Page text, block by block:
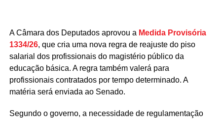
A Câmara dos Deputados aprovou a Medida Provisória
1334/26, que cria uma nova regra de reajuste do piso
salarial dos profissionais do magistério público da
educação básica. A regra também valerá para
profissionais contratados por tempo determinado. A
matéria será enviada ao Senado.
Segundo o governo, a necessidade de regulamentação